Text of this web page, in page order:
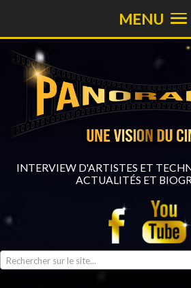
INTERVIEW D'ARTISTES ET
ACTUALITÉS ET
Rechercher sur le site...
MENU